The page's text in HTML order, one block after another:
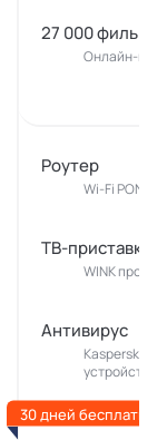
27 000
Онлайн-
Роутер
Wi-Fi PON-
ТВ-приставка
WINK
Антивирус
Kaspersky
30 дней бесплатно